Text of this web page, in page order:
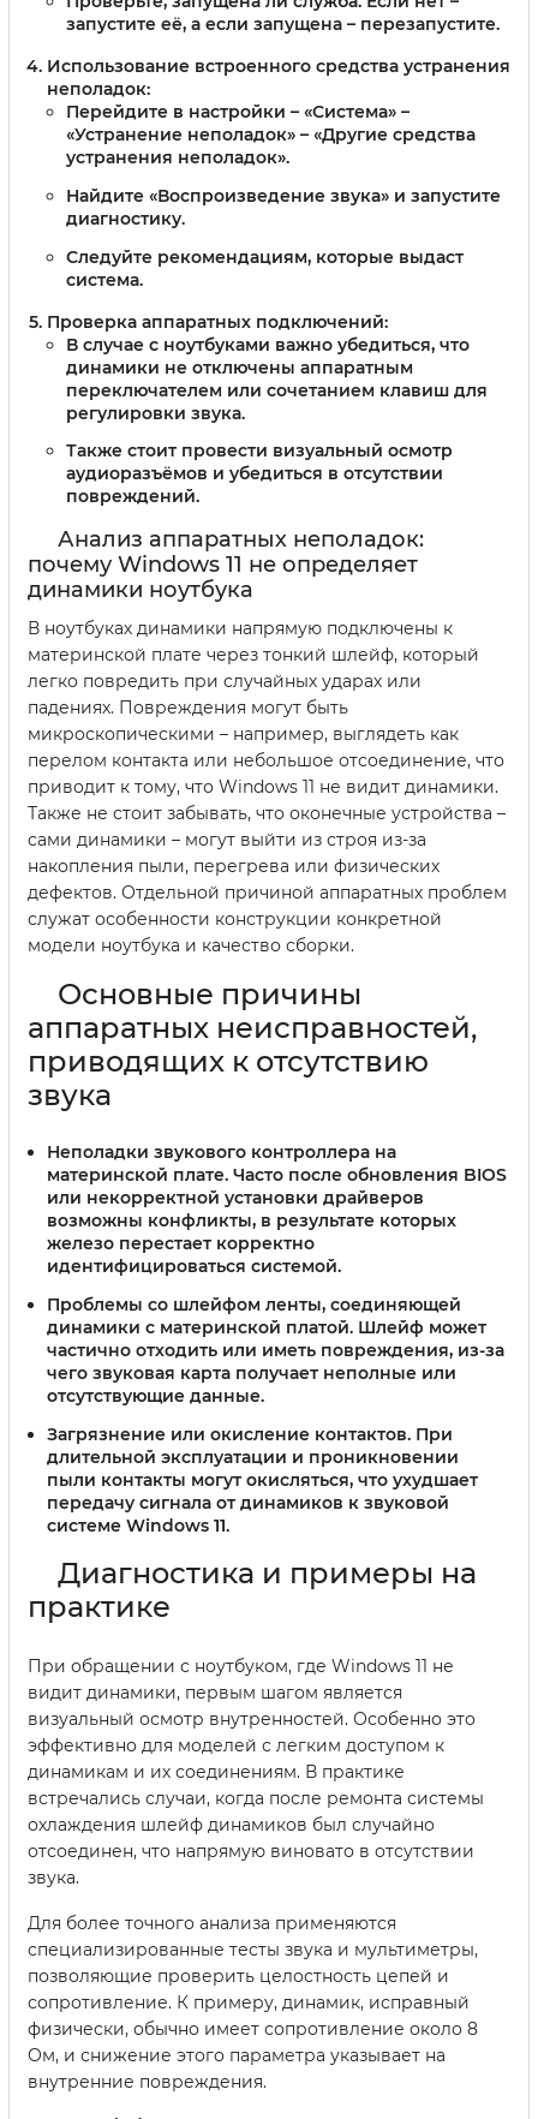
запустите её, а если запущена – перезапустите.
Использование встроенного средства устранения
неполадок:
Перейдите в настройки – «Система» –
«Устранение неполадок» – «Другие средства
устранения неполадок».
Найдите «Воспроизведение звука» и запустите
диагностику.
Следуйте рекомендациям, которые выдаст
система.
Проверка аппаратных подключений:
В случае с ноутбуками важно убедиться, что
динамики не отключены аппаратным
переключателем или сочетанием клавиш для
регулировки звука.
Также стоит провести визуальный осмотр
аудиоразъёмов и убедиться в отсутствии
повреждений.
Анализ аппаратных неполадок:
почему Windows 11 не определяет
динамики ноутбука
В ноутбуках динамики напрямую подключены к
материнской плате через тонкий шлейф, который
легко повредить при случайных ударах или
падениях. Повреждения могут быть
микроскопическими – например, выглядеть как
перелом контакта или небольшое отсоединение, что
приводит к тому, что Windows 11 не видит динамики.
Также не стоит забывать, что оконечные устройства –
сами динамики – могут выйти из строя из-за
накопления пыли, перегрева или физических
дефектов. Отдельной причиной аппаратных проблем
служат особенности конструкции конкретной
модели ноутбука и качество сборки.
Основные причины
аппаратных неисправностей,
приводящих к отсутствию
звука
Неполадки звукового контроллера на
материнской плате. Часто после обновления BIOS
или некорректной установки драйверов
возможны конфликты, в результате которых
железо перестает корректно
идентифицироваться системой.
Проблемы со шлейфом ленты, соединяющей
динамики с материнской платой. Шлейф может
частично отходить или иметь повреждения, из-за
чего звуковая карта получает неполные или
отсутствующие данные.
Загрязнение или окисление контактов. При
длительной эксплуатации и проникновении
пыли контакты могут окисляться, что ухудшает
передачу сигнала от динамиков к звуковой
системе Windows 11.
Диагностика и примеры на
практике
При обращении с ноутбуком, где Windows 11 не
видит динамики, первым шагом является
визуальный осмотр внутренностей. Особенно это
эффективно для моделей с легким доступом к
динамикам и их соединениям. В практике
встречались случаи, когда после ремонта системы
охлаждения шлейф динамиков был случайно
отсоединен, что напрямую виновато в отсутствии
звука.
Для более точного анализа применяются
специализированные тесты звука и мультиметры,
позволяющие проверить целостность цепей и
сопротивление. К примеру, динамик, исправный
физически, обычно имеет сопротивление около 8
Ом, и снижение этого параметра указывает на
внутренние повреждения.